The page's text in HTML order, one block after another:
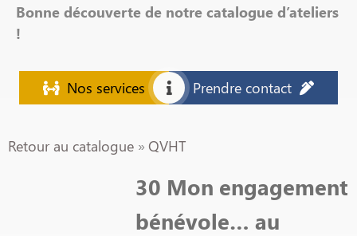
Bonne découverte de notre catalogue d’ateliers
!
Nos services Prendre contact
Retour au catalogue QVHT
30 Mon engagement
bénévole… au